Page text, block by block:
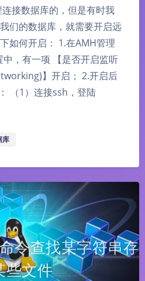
接数据库的，但是有时我
们的数据库，就需要开启远
如何开启： 1.在AMH管理
，有一项 【是否开启监听
】开启； 2.开启后
（1）连接ssh，登陆
库
令查找某字符串存
些文件